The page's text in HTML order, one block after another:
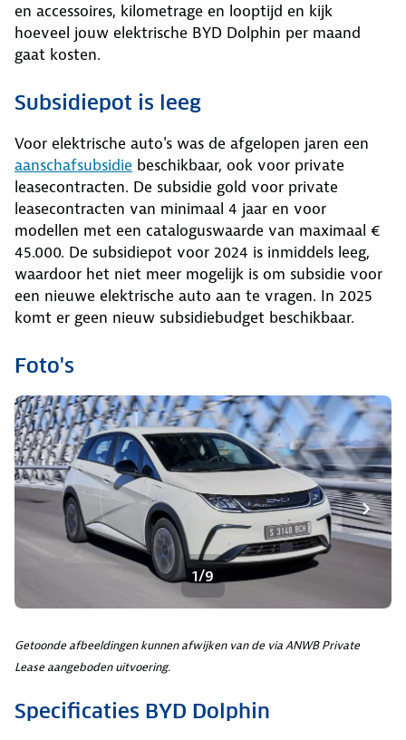
en accessoires, kilometrage en looptijd en kijk
hoeveel jouw elektrische BYD Dolphin per maand
gaat kosten.
Subsidiepot is leeg
Voor elektrische auto's was de afgelopen jaren een
aanschafsubsidie beschikbaar, ook voor private
leasecontracten. De subsidie gold voor private
leasecontracten van minimaal 4 jaar en voor
modellen met een cataloguswaarde van maximaal €
45.000. De subsidiepot voor 2024 is inmiddels leeg,
waardoor het niet meer mogelijk is om subsidie voor
een nieuwe elektrische auto aan te vragen. In 2025
komt er geen nieuw subsidiebudget beschikbaar.
Foto's
1/9
Getoonde afbeeldingen kunnen afwijken van de via ANWB Private
Lease aangeboden uitvoering.
Specificaties BYD Dolphin